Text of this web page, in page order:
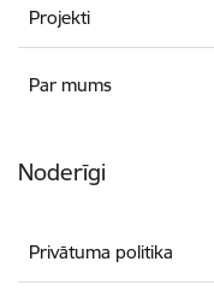
Projekti
Par mums
Noderīgi
Privātuma politika